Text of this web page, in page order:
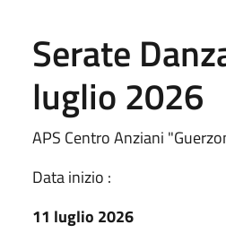
Serate
luglio 2026
APS Centro Anziani
Data inizio :
11 luglio 2026